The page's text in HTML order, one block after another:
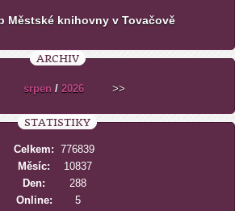
Městské knihovny v Tovačově
ARCHIV
srpen / 2026 >>
STATISTIKY
Online: 5
Celkem: 776839
Měsíc:
10837
Den:
288